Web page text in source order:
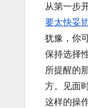
从第一步
要太快妥
犹豫，你
保持选择
所提醒的
方。见面
这样的操